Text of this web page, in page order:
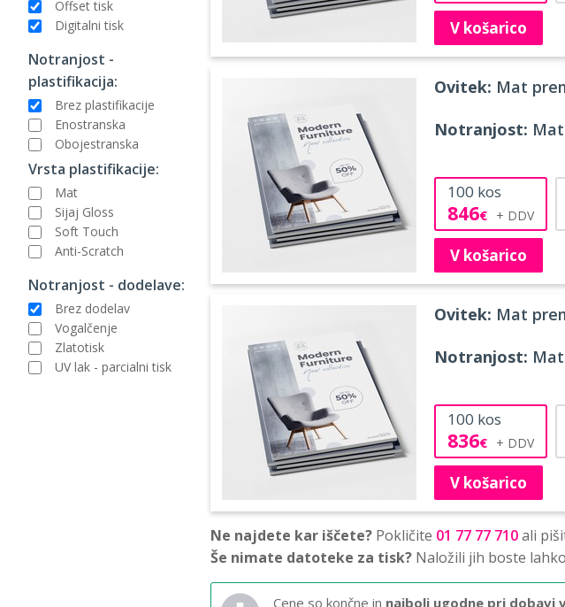
Offset tisk
Digitalni tisk
Notranjost -
plastifikacija:
Brez plastifikacije
Enostranska
Obojestranska
Vrsta plastifikacije:
Mat
Sijaj Gloss
Soft Touch
Anti-Scratch
Notranjost - dodelave:
Brez dodelav
Vogalčenje
Zlatotisk
UV lak - parcialni tisk
V košarico
Ovitek: Mat
Notranjost:
100 kos
846€
V košarico
Ovitek: Mat
Notranjost:
100 kos
836€
V košarico
Ne najdete kar iščete? Pokličite 01 77 77 710ali
Še nimate datoteke za tisk? Naložili jih boste
Cene so končne in najbolj ugodne pri dobavi